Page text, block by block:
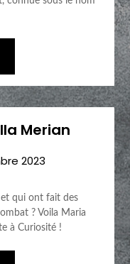
Merian
2023
et qui ont fait des
? Voila Maria
à Curiosité !